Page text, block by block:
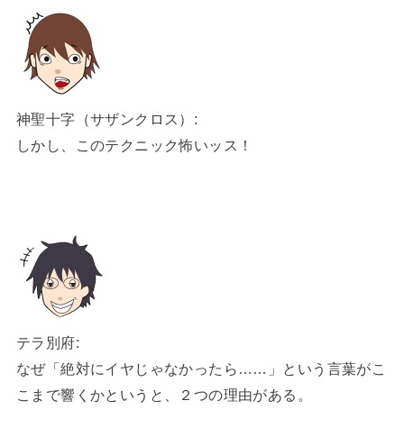
神聖十字（サザンクロス）:
しかし、このテクニック怖いッス！
テラ別府:
なぜ「絶対にイヤじゃなかったら……」という言葉がこ
こまで響くかというと、２つの理由がある。